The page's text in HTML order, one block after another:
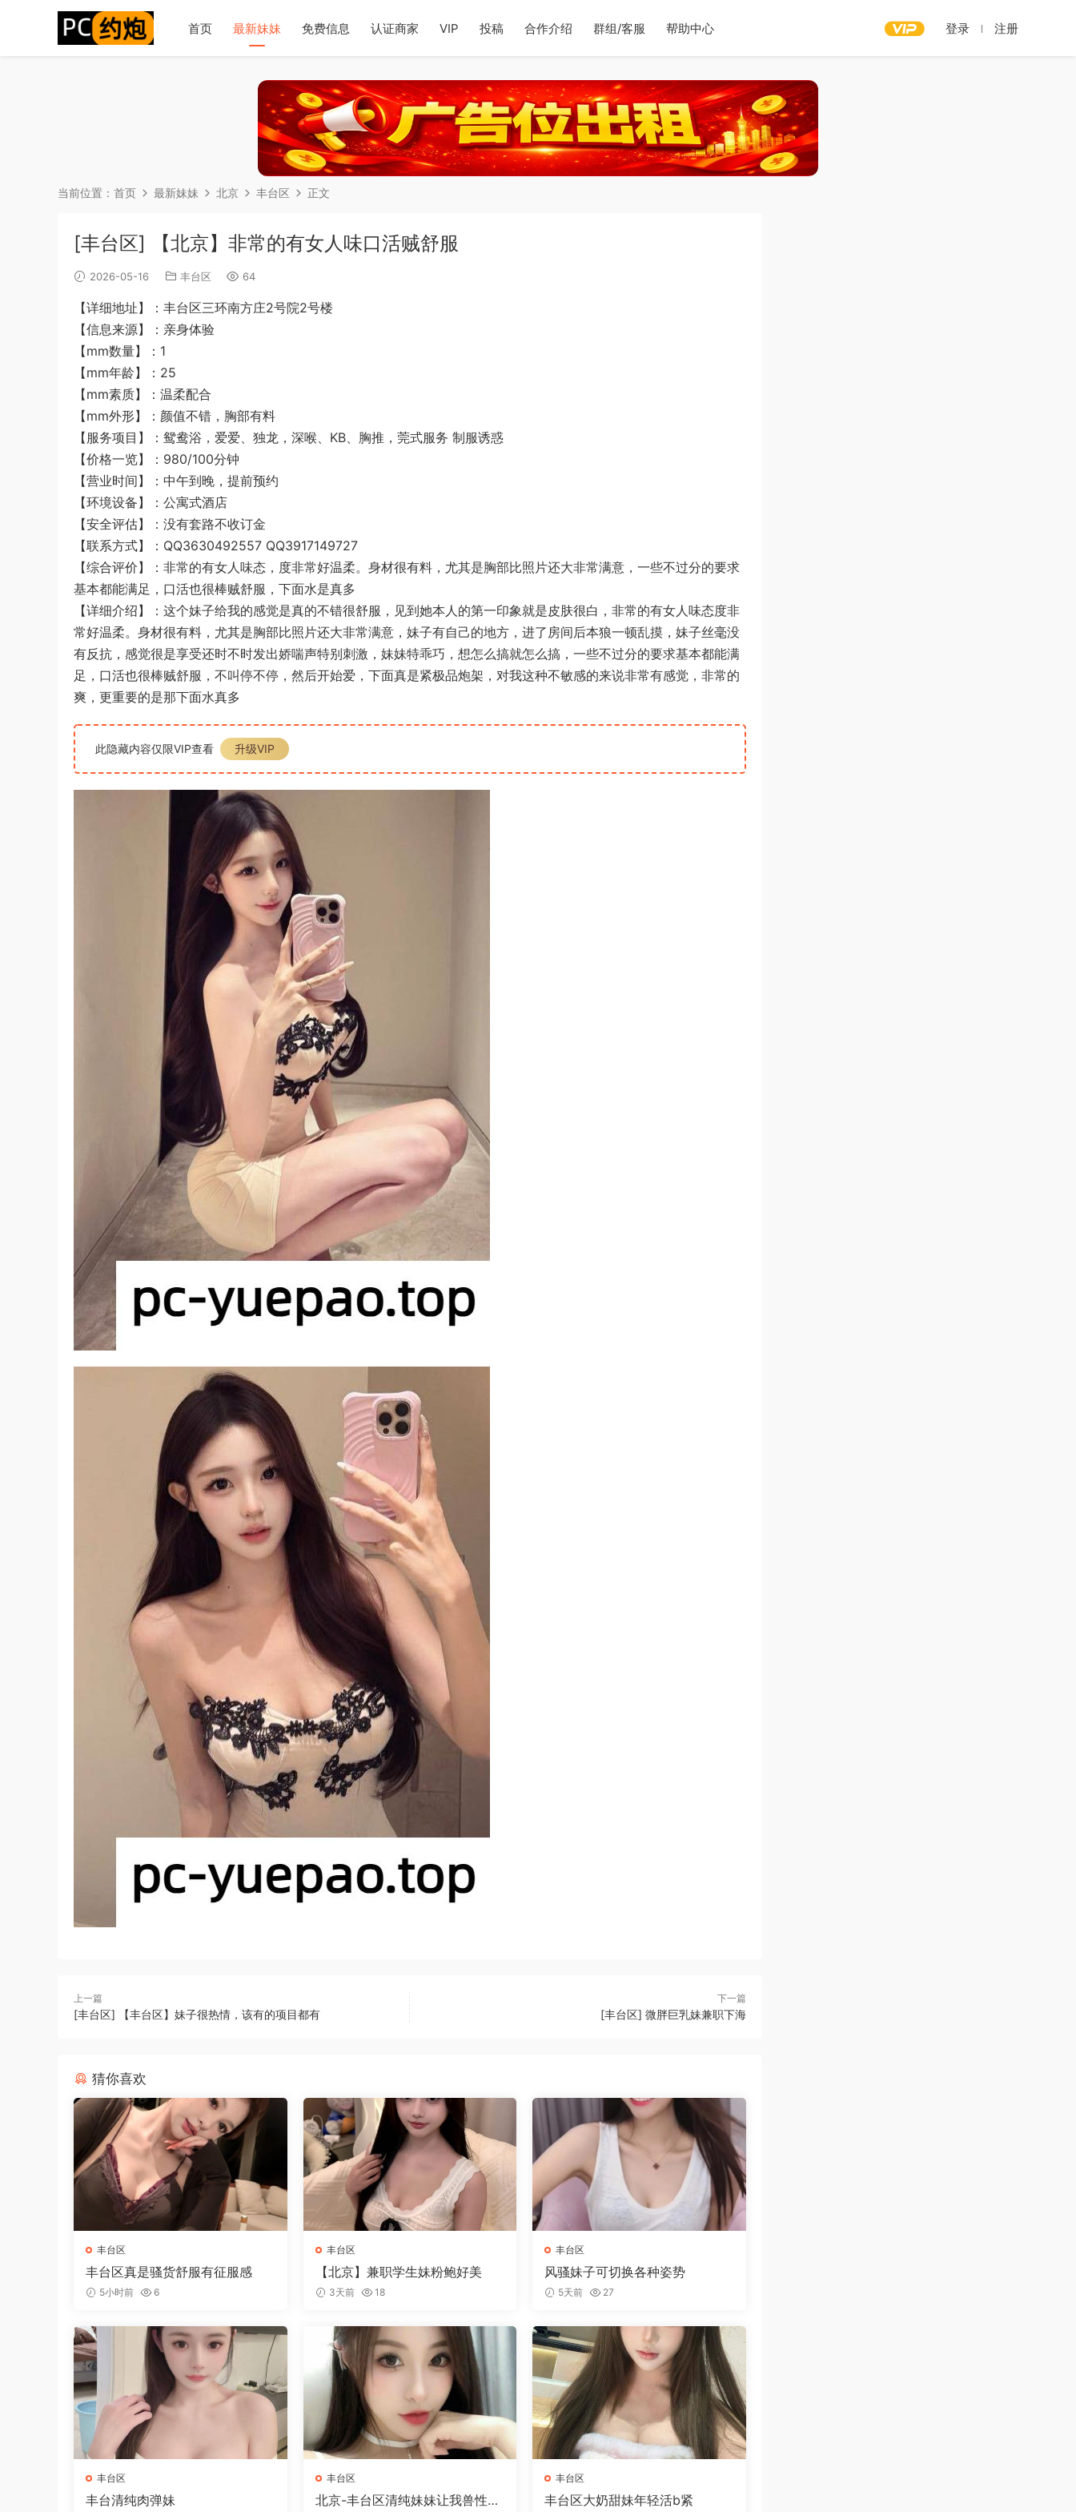
首页 最新妹妹 免费信息 认证商家 VIP 投稿 合作介绍 群组/客服 帮助中心 登录 注册
当前位置： 首页 最新妹妹 北京 丰台区 正文
[丰台区] 【北京】非常的有女人味口活贼舒服
2026-05-16 丰台区 64
【详细地址】：丰台区三环南方庄2号院2号楼
【信息来源】：亲身体验
【mm数量】：1
【mm年龄】：25
【mm素质】：温柔配合
【mm外形】：颜值不错，胸部有料
【服务项目】：鸳鸯浴，爱爱、独龙，深喉、KB、胸推，莞式服务 制服诱惑
【价格一览】：980/100分钟
【营业时间】：中午到晚，提前预约
【环境设备】：公寓式酒店
【安全评估】：没有套路不收订金
【联系方式】：QQ3630492557 QQ3917149727
【综合评价】：非常的有女人味态，度非常好温柔。身材很有料，尤其是胸部比照片还大非常满意，一些不过分的要求
基本都能满足，口活也很棒贼舒服，下面水是真多
【详细介绍】：这个妹子给我的感觉是真的不错很舒服，见到她本人的第一印象就是皮肤很白，非常的有女人味态度非
常好温柔。身材很有料，尤其是胸部比照片还大非常满意，妹子有自己的地方，进了房间后本狼一顿乱摸，妹子丝毫没
有反抗，感觉很是享受还时不时发出娇喘声特别刺激，妹妹特乖巧，想怎么搞就怎么搞，一些不过分的要求基本都能满
足，口活也很棒贼舒服，不叫停不停，然后开始爱，下面真是紧极品炮架，对我这种不敏感的来说非常有感觉，非常的
爽，更重要的是那下面水真多
此隐藏内容仅限VIP查看 升级VIP
上一篇
[丰台区] 【丰台区】妹子很热情，该有的项目都有
下一篇
[丰台区] 微胖巨乳妹兼职下海
猜你喜欢
丰台区
丰台区真是骚货舒服有征服感
5小时前 6
丰台区
【北京】兼职学生妹粉鲍好美
3天前 18
丰台区
风骚妹子可切换各种姿势
5天前 27
丰台区
丰台清纯肉弹妹
丰台区
北京-丰台区清纯妹妹让我兽性大
丰台区
丰台区大奶甜妹年轻活b紧